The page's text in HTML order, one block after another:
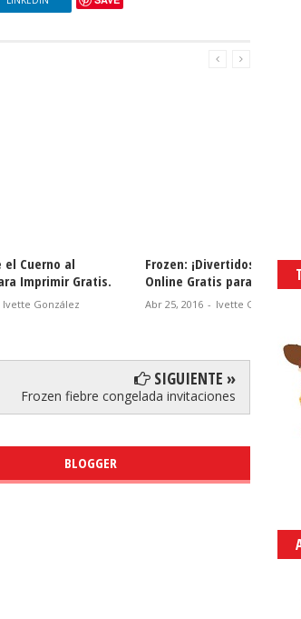
Juego Ponle el Cuerno al
Unicornio para Imprimir Gratis.
Abr 13, 2018 Ivette González
SIGUIENTE »
Frozen fiebre congelada invitaciones
BLOGGER